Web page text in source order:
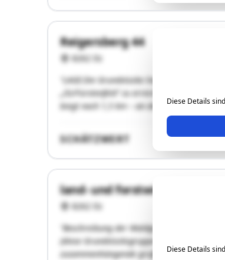
Diese Details
Reigersberg 44
8262 Ilz
"LAGE:Die Grundstücke liegen südlich der
„Ilz/Fürstenfeld“ zu erreichen. Nach der
biegt nach 1,5 km – an der …"
SCHÄTZWERT
Diese Details
land- und forstwirtschaftliche
8262 Ilz
"Beschreibung der Waldgrundstücke: Die
(diese Grundstücksgruppe wird im
zusammenhängende großflächige